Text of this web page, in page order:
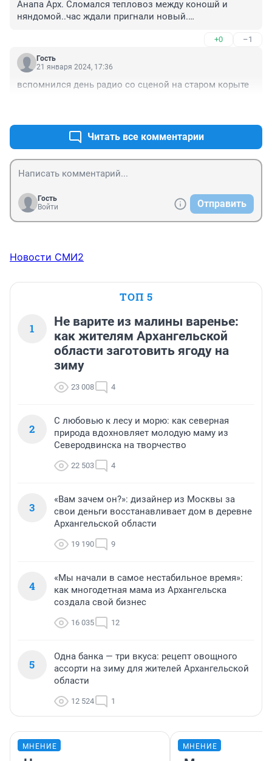
Анапа Арх. Сломался тепловоз между коношй и
няндомой..час ждали пригнали новый.
качества новой. А авиация ну просто изобилие.
Посадки в кукурузу и т.д.
Прогресс..
+0 –1
Гость
21 января 2024, 17:36
вспомнился день радио со сценой на старом корыте
Читать все комментарии
Гость
Войти
Отправить
Новости СМИ2
ТОП 5
1
Не варите из малины варенье:
как жителям Архангельской
области заготовить ягоду на
зиму
23 008 4
2
С любовью к лесу и морю: как северная
природа вдохновляет молодую маму из
Северодвинска на творчество
22 503 4
3
«Вам зачем он?»: дизайнер из Москвы за
свои деньги восстанавливает дом в деревне
Архангельской области
19 190 9
4
«Мы начали в самое нестабильное время»:
как многодетная мама из Архангельска
создала свой бизнес
16 035 12
5
Одна банка — три вкуса: рецепт овощного
ассорти на зиму для жителей Архангельской
области
12 524 1
МНЕНИЕ МНЕНИЕ